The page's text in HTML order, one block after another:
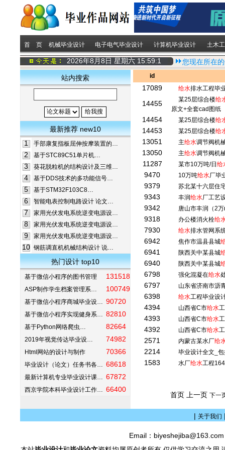
首 页 机械毕业设计 电子电气毕业设计 计算机毕业设计 土木
2026年8月8日 星期六 15:59:1
您现在所在
站内搜索
最新推荐 new10
1
手部康复指板屈伸按摩装置的…
2 基于STC89C51单片机…
3 葵花脱粒机的结构设计及三维…
4 基于DDS技术的多功能信号…
5 基于STM32F103C8…
6 智能电表控制电路设计 论文…
7 家用光伏发电系统逆变电源设…
8 家用光伏发电系统逆变电源设…
9 家用光伏发电系统逆变电源设…
10 钢筋调直机机械结构设计 说…
热门设计 top10
基于微信小程序的图书管理 131518
ASP制作学生档案管理系… 100749
基于微信小程序商城毕业设… 90720
基于微信小程序实现健身系… 82810
基于Python网络爬虫… 82664
2019年视觉传达毕业设… 74982
Html网站的设计与制作 70366
毕业设计（论文）任务书各… 68618
最新计算机专业毕业设计课… 67872
西京学院本科毕业设计工作… 66400
id
17089 给水排水工程毕
14455 某25层综合楼给
原文+全套cad图纸
14454 某25层综合楼给
14453 某25层综合楼给
13051 主给水调节阀机
13050 主给水调节阀机
11287 某市10万吨/日 给
9470 10万吨给水厂毕
9379 苏北某十六层住
9343 丰润给水厂工艺
9342 唐山市丰润（2
9318 办公楼消火栓给
7930 给水排水管网系
6942 焦作市温县县城
6941 陕西关中某县城
6940 陕西关中某县城
6798 强化混凝在给水
6797 山东省济南市沥
6398 给水工程毕业设
4394 山西省C市给水
4393 山西省C市给水
4392 山西省C市给水
2571 内蒙古某水厂给
2214 毕业设计全文_
1583 水厂给水工程164
首页 上一页 下一
| 关于我们
Email：